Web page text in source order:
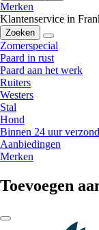
Merken
Klantenservice in
Zoeken
Zomerspecial
Paard in rust
Paard aan het werk
Ruiters
Westers
Stal
Hond
Binnen 24 uur
Aanbiedingen
Merken
Toevoegen